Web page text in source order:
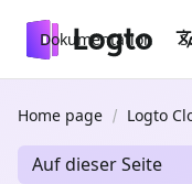
Dokumentation
Home page Logto
Auf dieser Seite